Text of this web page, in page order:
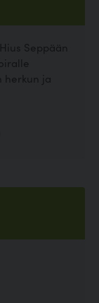
Seppään
herkun ja